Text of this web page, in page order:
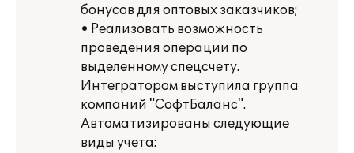
бонусов для оптовых заказчиков;
• Реализовать возможность
проведения операции по
выделенному спецсчету.
Интегратором выступила группа
компаний "СофтБаланс".
Автоматизированы следующие
виды учета: